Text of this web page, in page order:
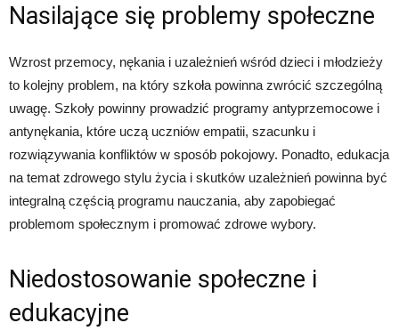
Nasilające się problemy społeczne
Wzrost przemocy, nękania i uzależnień wśród dzieci i młodzieży
to kolejny problem, na który szkoła powinna zwrócić szczególną
uwagę. Szkoły powinny prowadzić programy antyprzemocowe i
antynękania, które uczą uczniów empatii, szacunku i
rozwiązywania konfliktów w sposób pokojowy. Ponadto, edukacja
na temat zdrowego stylu życia i skutków uzależnień powinna być
integralną częścią programu nauczania, aby zapobiegać
problemom społecznym i promować zdrowe wybory.
Niedostosowanie społeczne i
edukacyjne